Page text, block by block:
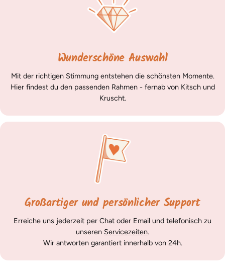
Wunderschöne Auswahl
Mit der richtigen Stimmung entstehen die schönsten Momente.
Hier findest du den passenden Rahmen - fernab von Kitsch und
Kruscht.
Großartiger und persönlicher Support
Erreiche uns jederzeit per Chat oder Email und telefonisch zu
unseren Servicezeiten.
Wir antworten garantiert innerhalb von 24h.